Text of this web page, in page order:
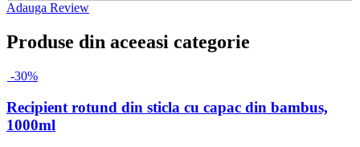
Adauga Review
Produse din aceeasi categorie
-30%
Recipient rotund din sticla cu capac din bambus,
1000ml